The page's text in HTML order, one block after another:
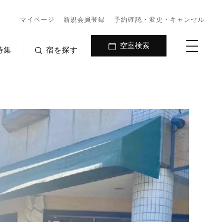
マイページ 新規会員登録 予約確認・変更・キャンセル
集 宿を探す
空室検索